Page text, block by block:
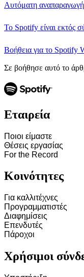
Αυτόματη
Το Spotify είναι εκτός
Βοήθεια για το Spotify
Σε βοήθησε αυτό το
Εταιρεία
Ποιοι είμαστε
Θέσεις εργασίας
For the Record
Κοινότητες
Για καλλιτέχνες
Προγραμματιστές
Διαφημίσεις
Επενδυτές
Πάροχοι
Χρήσιμοι